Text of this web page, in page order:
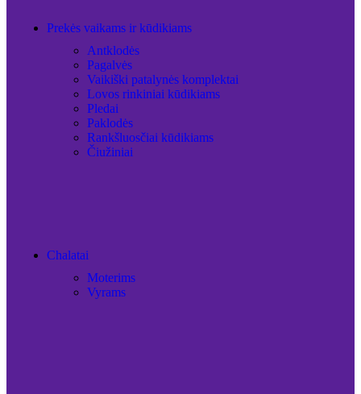
Prekės vaikams ir kūdikiams
Antklodės
Pagalvės
Vaikiški patalynės komplektai
Lovos rinkiniai kūdikiams
Pledai
Paklodės
Rankšluosčiai kūdikiams
Čiužiniai
Chalatai
Moterims
Vyrams